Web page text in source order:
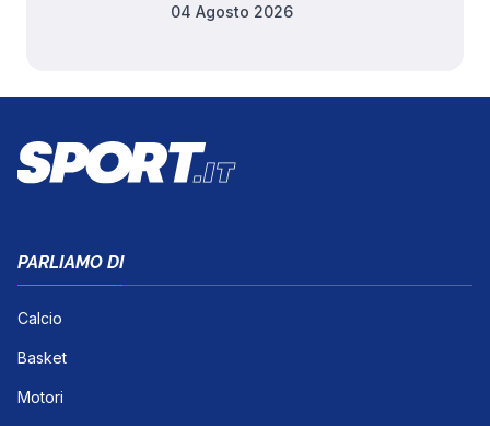
04 Agosto 2026
PARLIAMO DI
Calcio
Basket
Motori